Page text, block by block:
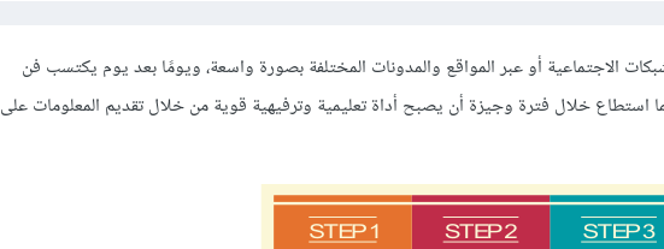
الاجتماعية أو عبر المواقع والمدونات المختلفة بصورة واسعة، ويومًا بعد يوم يكتسب فن
استطاع خلال فترة وجيزة أن يصبح أداة تعليمية وترفيهية قوية من خلال تقديم المعلومات على